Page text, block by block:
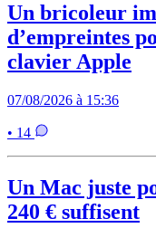
Un bricoleur
d’empreintes
clavier Apple
07/08/2026 à 15:36
• 14
Un Mac juste
240 € suffisent